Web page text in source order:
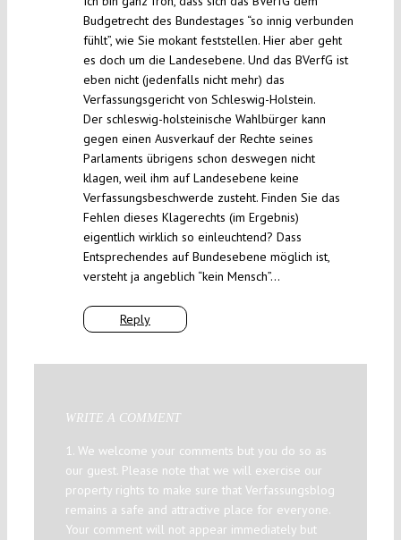
Reply
Budgetrecht des Bundestages “so innig verbunden
fühlt”, wie Sie mokant feststellen. Hier aber geht
es doch um die Landesebene. Und das BVerfG ist
eben nicht (jedenfalls nicht mehr) das
Verfassungsgericht von Schleswig-Holstein.
Der schleswig-holsteinische Wahlbürger kann
gegen einen Ausverkauf der Rechte seines
Parlaments übrigens schon deswegen nicht
klagen, weil ihm auf Landesebene keine
Verfassungsbeschwerde zusteht. Finden Sie das
Fehlen dieses Klagerechts (im Ergebnis)
eigentlich wirklich so einleuchtend? Dass
Entsprechendes auf Bundesebene möglich ist,
versteht ja angeblich “kein Mensch”…
WRITE A COMMENT
1. We welcome your comments but you do so as
our guest. Please note that we will exercise our
property rights to make sure that Verfassungsblog
remains a safe and attractive place for everyone.
Your comment will not appear immediately but